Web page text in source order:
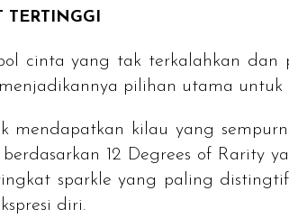
cinta yang tak terkalahkan dan
pilihan utama
mendapatkan kilau yang
12 Degrees of Rarity
sparkle yang paling
diri.